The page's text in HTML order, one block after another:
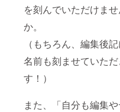
を刻んでいただけま
か。
（もちろん、編集後
名前も刻ませていただ
す！）
また、「自分も編集